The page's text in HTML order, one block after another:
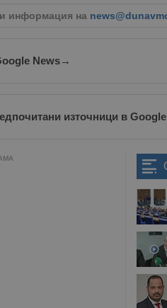
информация на
News→
източници в Google